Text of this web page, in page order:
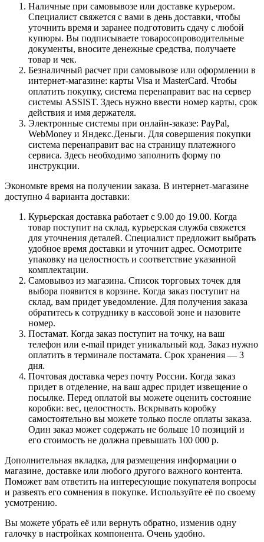
Наличные при самовывозе или доставке курьером.
Специалист свяжется с вами в день доставки, чтобы
уточнить время и заранее подготовить сдачу с любой
купюры. Вы подписываете товаросопроводительные
документы, вносите денежные средства, получаете
товар и чек.
Безналичный расчет при самовывозе или оформлении в
интернет-магазине: карты Visa и MasterCard. Чтобы
оплатить покупку, система перенаправит вас на сервер
системы ASSIST. Здесь нужно ввести номер карты, срок
действия и имя держателя.
Электронные системы при онлайн-заказе: PayPal,
WebMoney и Яндекс.Деньги. Для совершения покупки
система перенаправит вас на страницу платежного
сервиса. Здесь необходимо заполнить форму по
инструкции.
Экономьте время на получении заказа. В интернет-магазине
доступно 4 варианта доставки:
Курьерская доставка работает с 9.00 до 19.00. Когда
товар поступит на склад, курьерская служба свяжется
для уточнения деталей. Специалист предложит выбрать
удобное время доставки и уточнит адрес. Осмотрите
упаковку на целостность и соответствие указанной
комплектации.
Самовывоз из магазина. Список торговых точек для
выбора появится в корзине. Когда заказ поступит на
склад, вам придет уведомление. Для получения заказа
обратитесь к сотруднику в кассовой зоне и назовите
номер.
Постамат. Когда заказ поступит на точку, на ваш
телефон или e-mail придет уникальный код. Заказ нужно
оплатить в терминале постамата. Срок хранения — 3
дня.
Почтовая доставка через почту России. Когда заказ
придет в отделение, на ваш адрес придет извещение о
посылке. Перед оплатой вы можете оценить состояние
коробки: вес, целостность. Вскрывать коробку
самостоятельно вы можете только после оплаты заказа.
Один заказ может содержать не больше 10 позиций и
его стоимость не должна превышать 100 000 р.
Дополнительная вкладка, для размещения информации о
магазине, доставке или любого другого важного контента.
Поможет вам ответить на интересующие покупателя вопросы
и развеять его сомнения в покупке. Используйте её по своему
усмотрению.
Вы можете убрать её или вернуть обратно, изменив одну
галочку в настройках компонента. Очень удобно.